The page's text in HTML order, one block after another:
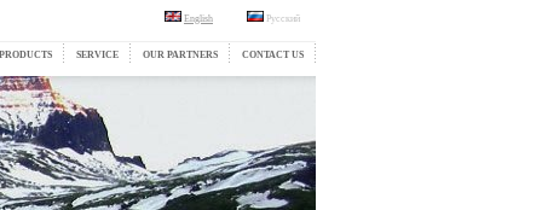
English Русский
PRODUCTS SERVICE OUR PARTNERS CONTACT US